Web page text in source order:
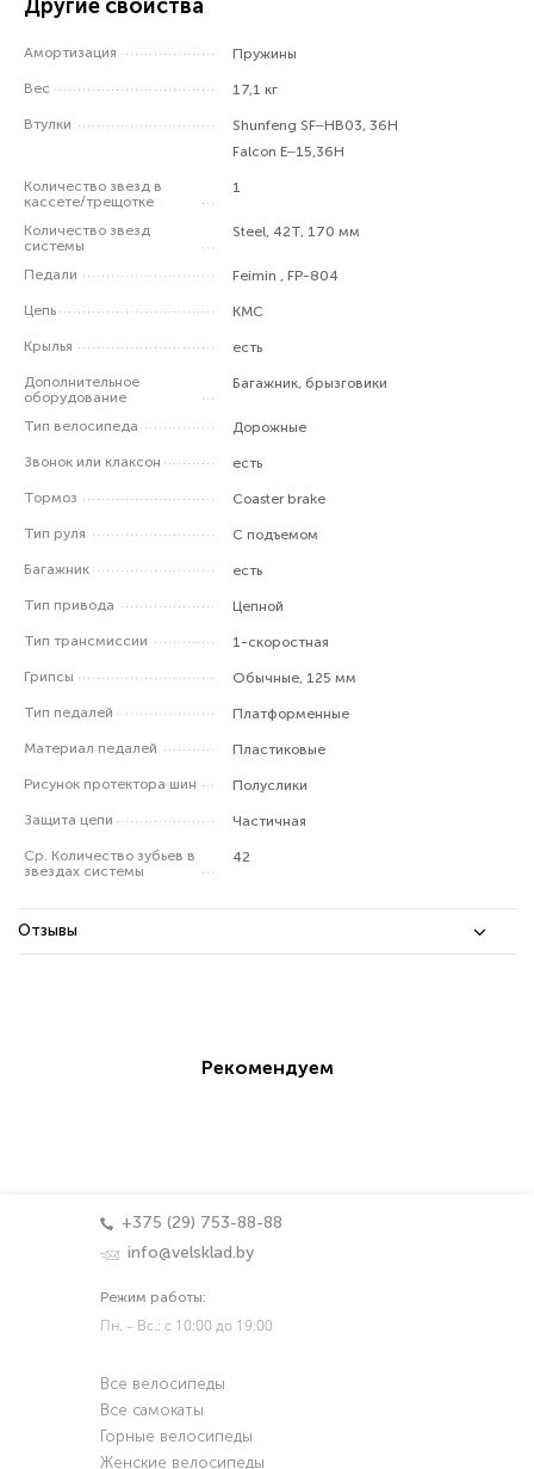
Другие свойства
Амортизация Пружины
Вес 17,1 кг
Втулки
Shunfeng SF–HB03, 36H
Falcon E–15,36H
Количество звезд в
кассете/трещотке
1
Количество звезд
системы
Steel, 42T, 170 мм
Педали Feimin , FP-804
Цепь KMC
Крылья есть
Дополнительное
оборудование
Багажник, брызговики
Тип велосипеда Дорожные
Звонок или клаксон есть
Тормоз Coaster brake
Тип руля С подъемом
Багажник есть
Тип привода Цепной
Тип трансмиссии 1-скоростная
Грипсы Обычные, 125 мм
Тип педалей Платформенные
Материал педалей Пластиковые
Рисунок протектора шин Полуслики
Защита цепи Частичная
Ср. Количество зубьев в
звездах системы
42
Отзывы
Рекомендуем
+375 (29) 753-88-88
info@velsklad.by
Режим работы:
Пн. – Вс.: с 10:00 до 19:00
Все велосипеды
Все самокаты
Горные велосипеды
Женские велосипеды